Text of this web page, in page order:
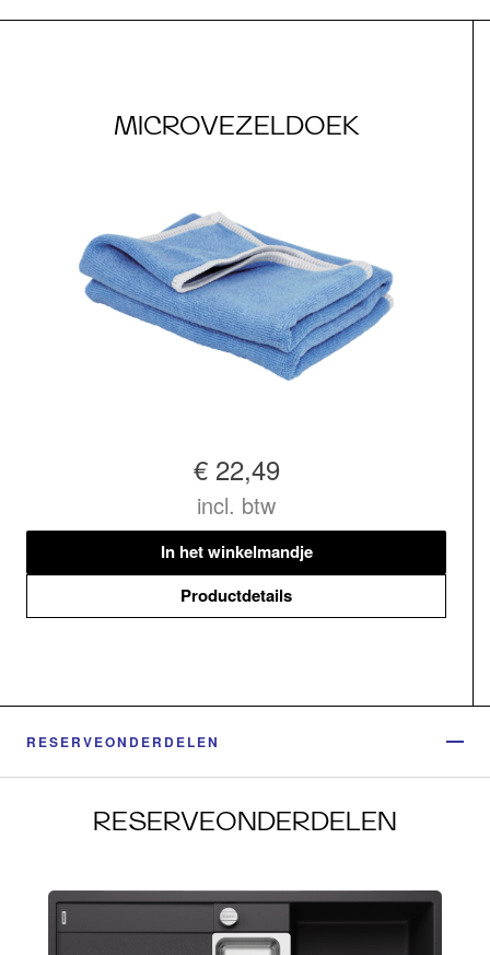
MICROVEZELDOEK
€ 22,49
incl. btw
In het winkelmandje
Productdetails
RESERVEONDERDELEN
RESERVEONDERDELEN